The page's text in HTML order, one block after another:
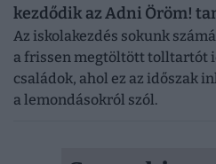
kezdődik az Adni Öröm!
Az iskolakezdés sokunk
a frissen megtöltött tolltartót
családok, ahol ez az időszak
a lemondásokról szól.